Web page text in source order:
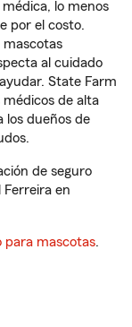
lo menos
por el costo.
mascotas
al cuidado
State Farm
de alta
dueños de
de seguro
en
para mascotas.